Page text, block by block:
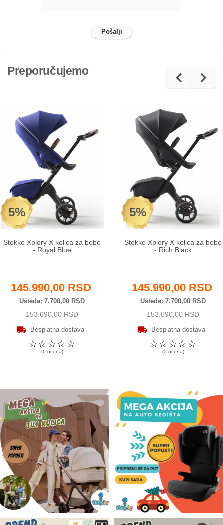
Preporučujemo
5%
Stokke Xplory X kolica za bebe
- Royal Blue
145.990,00 RSD
Ušteda 7.700,00 RSD
153.690,00 RSD
Besplatna dostava
☆
☆
☆
☆
☆
(0 ocena)
5%
Stokke Xplory X kolica za bebe
- Rich Black
145.990,00 RSD
Ušteda 7.700,00 RSD
153.690,00 RSD
Besplatna dostava
☆
☆
☆
☆
☆
(0 ocena)